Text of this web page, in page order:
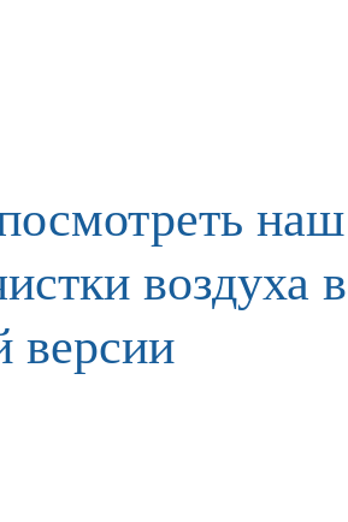
наш
воздуха в
версии